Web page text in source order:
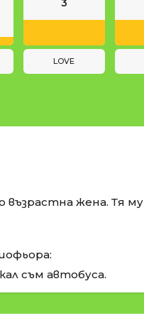
3
LOVE
възрастна жена. Тя му
съм автобуса.